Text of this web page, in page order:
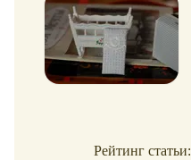
Рейтинг статьи: